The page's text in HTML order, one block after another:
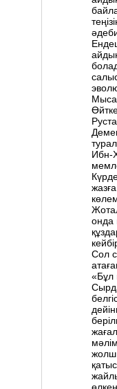
Ибн-
онда
Сол
«Бұл